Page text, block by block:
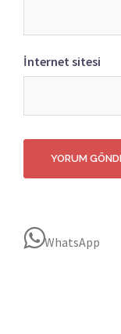
İnternet sitesi
WhatsApp